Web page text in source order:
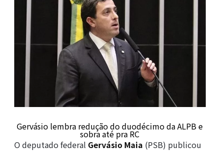
Gervásio lembra redução do duodécimo da ALPB e
sobra até pra RC
O deputado federal Gervásio Maia (PSB) publicou